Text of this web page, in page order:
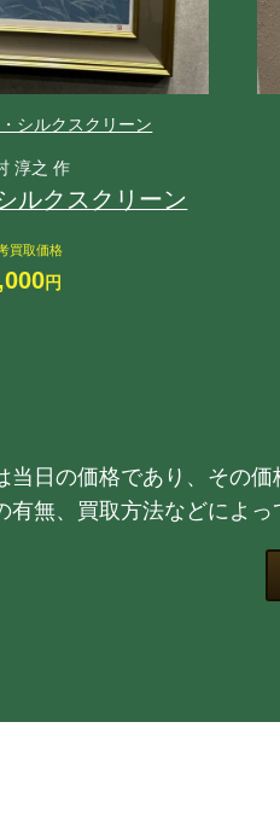
シルクスクリーン
淳之 作
ルクスクリーン
買取価格
円
日の価格であり、その価
無、買取方法などによっ